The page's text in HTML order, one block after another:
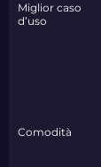
Miglior caso
d’uso
Comodità